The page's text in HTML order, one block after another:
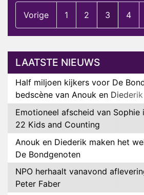
Vorige 1 2 3 4
LAATSTE NIEUWS
Half miljoen kijkers voor De
bedscène van Anouk en Diederik
Emotioneel afscheid van Sophie
22 Kids and Counting
Anouk en Diederik maken het
De Bondgenoten
NPO herhaalt vanavond
Peter Faber